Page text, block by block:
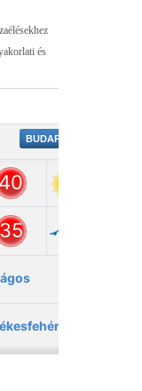
és